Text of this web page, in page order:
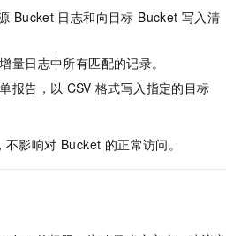
Bucket 日志和向目标 Bucket 写入清
量日志中所有匹配的记录。
报告，以 CSV 格式写入指定的目标
影响对 Bucket 的正常访问。